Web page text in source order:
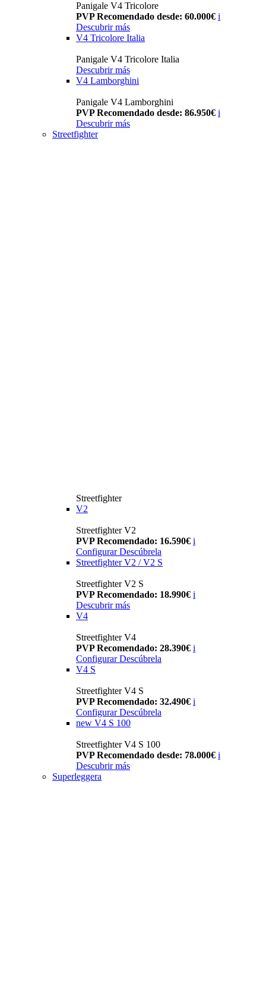
Panigale V4 Tricolore
PVP Recomendado desde: 60.000€ i
Descubrir más
V4 Tricolore Italia
Panigale V4 Tricolore Italia
Descubrir más
V4 Lamborghini
Panigale V4 Lamborghini
PVP Recomendado desde: 86.950€ i
Descubrir más
Streetfighter
Streetfighter
V2
Streetfighter V2
PVP Recomendado: 16.590€ i
Configurar Descúbrela
Streetfighter V2 / V2 S
Streetfighter V2 S
PVP Recomendado: 18.990€ i
Descubrir más
V4
Streetfighter V4
PVP Recomendado: 28.390€ i
Configurar Descúbrela
V4 S
Streetfighter V4 S
PVP Recomendado: 32.490€ i
Configurar Descúbrela
new V4 S 100
Streetfighter V4 S 100
PVP Recomendado desde: 78.000€ i
Descubrir más
Superleggera